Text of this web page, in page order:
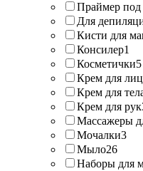
Праймер
Для
Кисти для
Консилер1
Косметички5
Крем для
Крем для
Крем для рук
Массажеры
Мочалки3
Мыло26
Наборы для